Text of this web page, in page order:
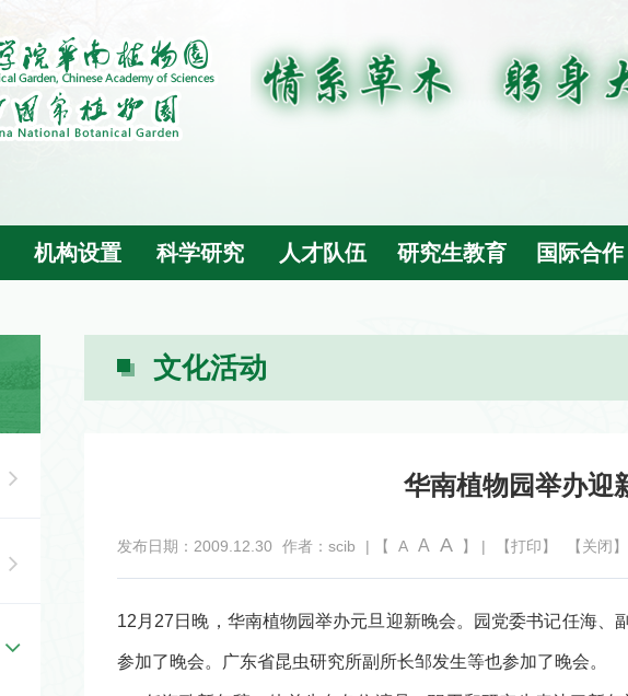
机构设置 科学研究 人才队伍 研究生教育 国际合作
文化活动
华南植物园举办迎
发布日期：2009.12.30 作者：scib | 【 A A A 】 | 【打印】 【关闭】
12月27日晚，华南植物园举办元旦迎新晚会。园党委书记任海、
参加了晚会。广东省昆虫研究所副所长邹发生等也参加了晚会。